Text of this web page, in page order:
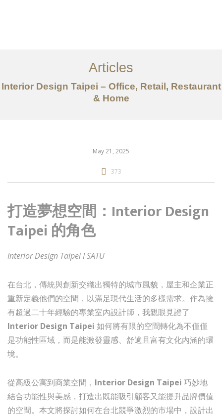
服务内容
创意分享
Articles
Interior Design Taipei – Office, Retail, Restaurant
& Home
May 21, 2025
373
打造夢想空間：Interior Design
Taipei 的角色
Interior Design Taipei I SATU
在台北，傳統與創新交織出獨特的城市風貌，屋主和企業正
重新定義他們的空間，以滿足現代生活的多樣需求。作為擁
有超過二十年經驗的專業室內設計師，我親眼見證了
Interior Design Taipei 如何將有限的空間轉化為不僅僅
是功能性區域，而是能激發靈感、舒適且富有文化內涵的環
境。
從高級公寓到商業空間， Interior Design Taipei 巧妙地
結合功能性與美感，打造出既能吸引顧客又能提升品牌價值
的空間。本文將探討如何在台北競爭激烈的市場中，設計出